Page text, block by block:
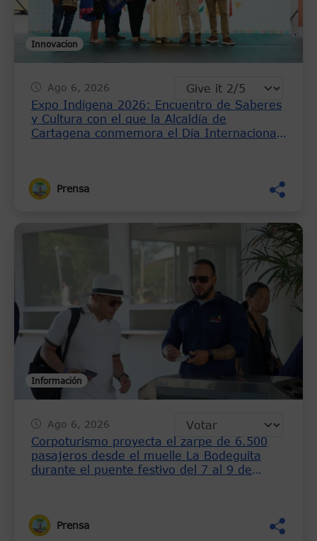
Innovacion
Ago 6, 2026
Expo Indígena 2026: Encuentro de Saberes
y Cultura con el que la Alcaldía de
Cartagena conmemora el Día Internacional
Prensa
Información
Ago 6, 2026
Corpoturismo proyecta el zarpe de 6.500
pasajeros desde el muelle La Bodeguita
durante el puente festivo del 7 al 9 de
Prensa